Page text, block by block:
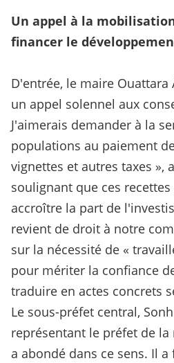
Un appel à la
financer le
D'entrée, le maire Ouattara
un appel solennel aux
J'aimerais demander à la
populations au paiement
vignettes et autres taxes »,
soulignant que ces
accroître la part de
revient de droit à notre
sur la nécessité de «
pour mériter la confiance
traduire en actes concrets
Le sous-préfet central,
représentant le préfet de
a abondé dans ce sens. Il